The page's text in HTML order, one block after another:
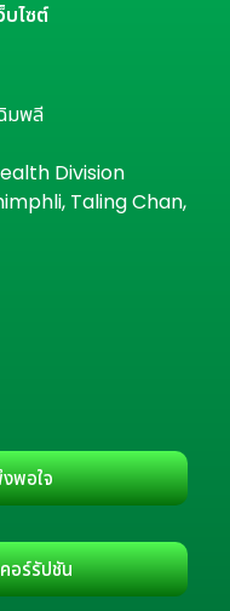
ไซต์
มพลี
Division
Taling Chan,
พอใจ
อร์รัปชัน